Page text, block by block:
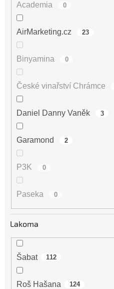
Academia 0
AirMarketing.cz 23
Binyamina 0
České vinařství Chrámce
Daniel Danny Vaněk 3
Garamond 2
P3K 0
Paseka 0
Lakoma
Šabat 112
Roš Hašana 124